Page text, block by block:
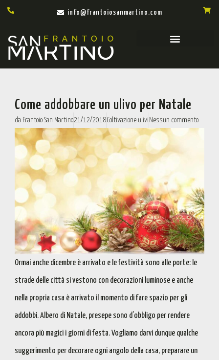
info@frantoiosanmartino.com
Come addobbare un ulivo per Natale
da Frantoio San Martino21/12/2018Coltivazione ulivi Nessun commento
Ormai anche dicembre è arrivato e le festività sono alle porte: le
strade delle città si vestono con decorazioni luminose e anche
nella propria casa è arrivato il momento di fare spazio per gli
addobbi.Albero di Natale, presepe sono d’obbligo per rendere
ancora più magici i giorni di festa. Vogliamo darvi dunque qualche
suggerimento per decorare ogni angolo della casa, preparare un